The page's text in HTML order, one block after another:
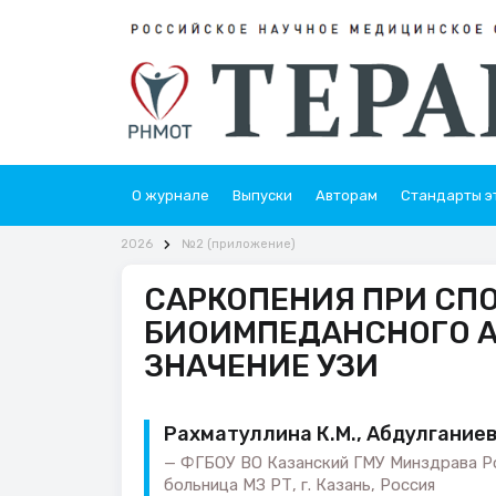
О журнале Выпуски Авторам Стандарты
2026 №2 (приложение)
САРКОПЕНИЯ ПРИ
БИОИМПЕДАНСНОГО
ЗНАЧЕНИЕ УЗИ
Рахматуллина К.М.,
ФГБОУ ВО Казанский ГМУ Минздрава
больница МЗ РТ, г. Казань, Россия